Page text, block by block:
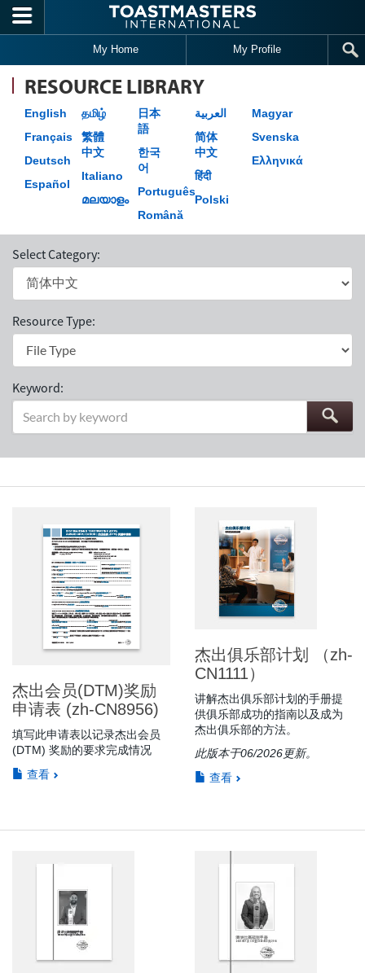
Skip to main content
My Home My Profile
RESOURCE LIBRARY
English
Français
Deutsch
Español
தமிழ்
繁體
中文
Italiano
മലയാളം
日本
語
한국
어
Português
Română
العربية
简体
中文
हिंदी
Polski
Magyar
Svenska
Ελληνικά
Select Category:
Resource Type:
Keyword:
杰出会员(DTM)奖励
申请表 (zh-CN8956)
填写此申请表以记录杰出会员
(DTM) 奖励的要求完成情况
查看
杰出俱乐部计划 （zh-
CN1111）
讲解杰出俱乐部计划的手册提
供俱乐部成功的指南以及成为
杰出俱乐部的方法。
此版本于06/2026更新。
查看